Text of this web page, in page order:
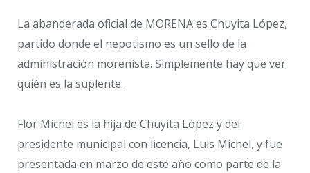
La abanderada oficial de MORENA es Chuyita López,
partido donde el nepotismo es un sello de la
administración morenista. Simplemente hay que ver
quién es la suplente.
Flor Michel es la hija de Chuyita López y del
presidente municipal con licencia, Luis Michel, y fue
presentada en marzo de este año como parte de la